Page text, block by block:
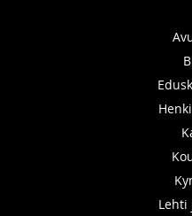
Lehti